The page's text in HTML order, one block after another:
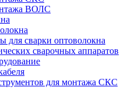
ВОЛС
для сварки оптоволокна
сварочных аппаратов
для монтажа СКС